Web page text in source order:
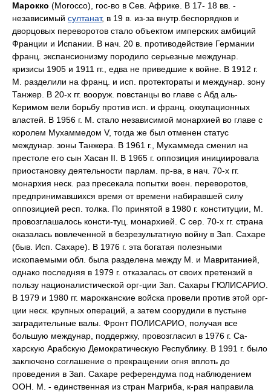
Марокко (Morocco), гос-во в Сев. Африке. В 17- 18 вв. -
независимый султанат, в 19 в. из-за внутр.беспорядков и
дворцовых переворотов стало объектом имперских амбиций
Франции и Испании. В нач. 20 в. противодействие Германии
франц. экспансионизму породило серьезные междунар.
кризисы 1905 и 1911 гг., едва не приведшие к войне. В 1912 г.
М. разделили на франц. и исп. протектораты и междунар. зону
Танжер. В 20-х гг. вооруж. повстанцы во главе с Абд аль-
Керимом вели борьбу против исп. и франц. оккупационных
властей. В 1956 г. М. стало независимой монархией во главе с
королем Мухаммедом V, тогда же был отменен статус
междунар. зоны Танжера. В 1961 г., Мухаммеда сменил на
престоле его сын Хасан II. В 1965 г. оппозиция инициировала
приостановку деятельности парлам. пр-ва, в нач. 70-х гг.
монархия неск. раз пресекала попытки воен. переворотов,
предпринимавшихся время от времени набиравшей силу
оппозицией респ. толка. По принятой в 1980 г. конституции, М.
провозглашалось консти-туц. монархией. С сер. 70-х гг. страна
оказалась вовлеченной в безрезультатную войну в Зап. Сахаре
(быв. Исп. Сахаре). В 1976 г. эта богатая полезными
ископаемыми обл. была разделена между М. и Мавританией,
однако последняя в 1979 г. отказалась от своих претензий в
пользу националистической орг-ции Зап. Сахары ГЮЛИСАРИО.
В 1979 и 1980 гг. марокканские войска провели против этой орг-
ции неск. крупных операций, а затем соорудили в пустыне
заградительные валы. Фронт ПОЛИСАРИО, получая все
большую междунар, поддержку, провозгласил в 1976 г. Са-
харскую Арабскую Демократическую Республику. В 1991 г. было
заключено соглашение о прекращении огня вплоть до
проведения в Зап. Сахаре референдума под наблюдением
ООН. М. - единственная из стран Магриба, к-рая направила